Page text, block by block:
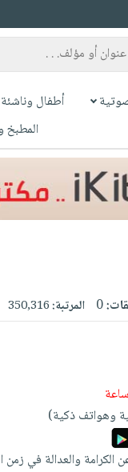
أطفال وناشئة
المطبخ
0 المرتبة:350,316
وهواتف ذكية)
الكرامة والعدالة في زمن